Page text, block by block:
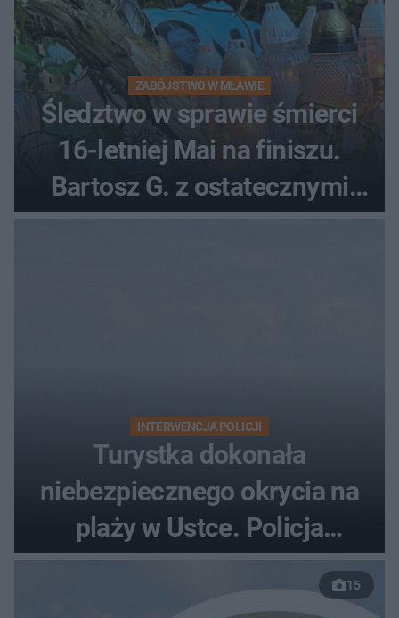
ZABÓJSTWO W MŁAWIE
Śledztwo w sprawie śmierci
16-letniej Mai na finiszu.
Bartosz G. z ostatecznymi
INTERWENCJA POLICJI
Turystka dokonała
niebezpiecznego okrycia na
plaży w Ustce. Policja
musiała zamknąć odcinek
wybrzeża
15